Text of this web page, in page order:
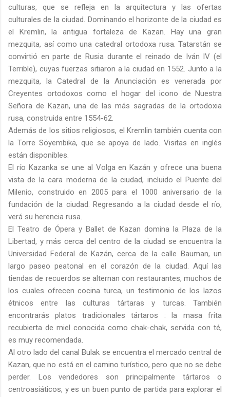
culturas, que se refleja en la arquitectura y las ofertas
culturales de la ciudad. Dominando el horizonte de la ciudad es
el Kremlin, la antigua fortaleza de Kazan. Hay una gran
mezquita, así como una catedral ortodoxa rusa. Tatarstán se
convirtió en parte de Rusia durante el reinado de Iván IV (el
Terrible), cuyas fuerzas sitiaron a la ciudad en 1552. Junto a la
mezquita, la Catedral de la Anunciación es venerada por
Creyentes ortodoxos como el hogar del icono de Nuestra
Señora de Kazan, una de las más sagradas de la ortodoxia
rusa, construida entre 1554-62.
Además de los sitios religiosos, el Kremlin también cuenta con
la Torre Söyembikä, que se apoya de lado. Visitas en inglés
están disponibles.
El río Kazanka se une al Volga en Kazán y ofrece una buena
vista de la cara moderna de la ciudad, incluido el Puente del
Milenio, construido en 2005 para el 1000 aniversario de la
fundación de la ciudad. Regresando a la ciudad desde el río,
verá su herencia rusa.
El Teatro de Ópera y Ballet de Kazan domina la Plaza de la
Libertad, y más cerca del centro de la ciudad se encuentra la
Universidad Federal de Kazán, cerca de la calle Bauman, un
largo paseo peatonal en el corazón de la ciudad. Aquí las
tiendas de recuerdos se alternan con restaurantes, muchos de
los cuales ofrecen cocina turca, un testimonio de los lazos
étnicos entre las culturas tártaras y turcas. También
encontrarás platos tradicionales tártaros : la masa frita
recubierta de miel conocida como chak-chak, servida con té,
es muy recomendada.
Al otro lado del canal Bulak se encuentra el mercado central de
Kazan, que no está en el camino turístico, pero que no se debe
perder. Los vendedores son principalmente tártaros o
centroasiáticos, y es un buen punto de partida para explorar el